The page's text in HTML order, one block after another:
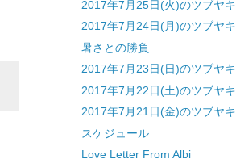
2017年7月25日(火)のツブヤキ
2017年7月24日(月)のツブヤキ
暑さとの勝負
2017年7月23日(日)のツブヤキ
2017年7月22日(土)のツブヤキ
2017年7月21日(金)のツブヤキ
スケジュール
Love Letter From Albi